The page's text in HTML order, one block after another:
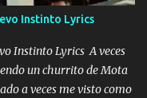
Instinto Lyrics
Instinto Lyrics A veces
un churrito de Mota
a veces me visto como